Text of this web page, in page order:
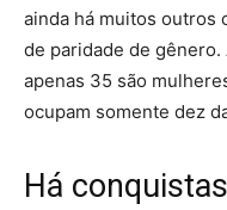
ainda há muitos outros
de paridade de gênero.
apenas 35 são
ocupam somente dez
Há